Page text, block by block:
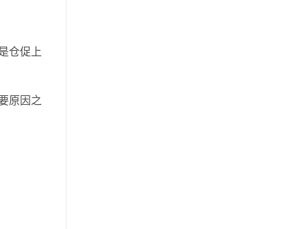
仓促上
原因之